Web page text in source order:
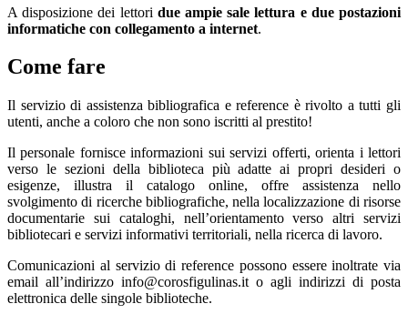
A disposizione dei lettori due ampie sale lettura e due postazioni
informatiche con collegamento a internet.
Come fare
Il servizio di assistenza bibliografica e reference è rivolto a tutti gli
utenti, anche a coloro che non sono iscritti al prestito!
Il personale fornisce informazioni sui servizi offerti, orienta i lettori
verso le sezioni della biblioteca più adatte ai propri desideri o
esigenze, illustra il catalogo online, offre assistenza nello
svolgimento di ricerche bibliografiche, nella localizzazione di risorse
documentarie sui cataloghi, nell’orientamento verso altri servizi
bibliotecari e servizi informativi territoriali, nella ricerca di lavoro.
Comunicazioni al servizio di reference possono essere inoltrate via
email all’indirizzo info@corosfigulinas.it o agli indirizzi di posta
elettronica delle singole biblioteche.